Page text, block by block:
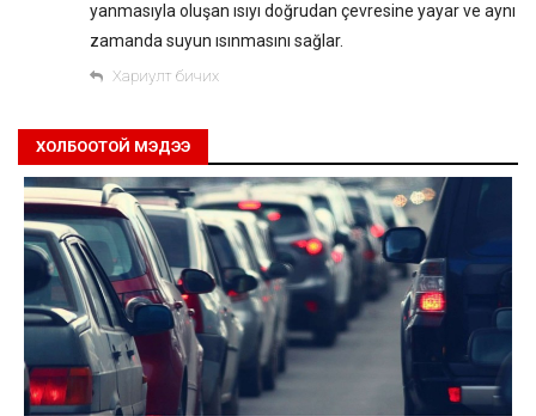
yanmasıyla oluşan ısıyı doğrudan çevresine yayar ve aynı
zamanda suyun ısınmasını sağlar.
Хариулт бичих
ХОЛБООТОЙ МЭДЭЭ